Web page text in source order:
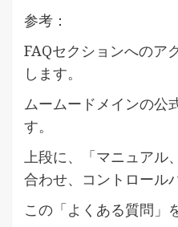
参考：
FAQセクションへのア
します。
ムームードメインの公
す。
上段に、「マニュアル
合わせ、コントロール
この「よくある質問」